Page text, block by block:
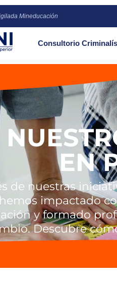
Mineducación
Consultorio
EN
de nuestras
hemos impactado
y formado
Descubre